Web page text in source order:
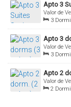
Apto 3
Valor de
Itapema,
3
Sala(s) ,
Apto 3
Valor de
Itapema,
3
Sala(s) ,
Apto 2
Valor de
Itapema,
2